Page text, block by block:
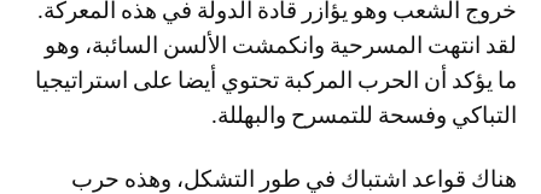
خروج الشعب وهو يؤازر قادة الدولة في هذه المعركة.
لقد انتهت المسرحية وانكمشت الألسن السائبة، وهو
ما يؤكد أن الحرب المركبة تحتوي أيضا على استراتيجيا
التباكي وفسحة للتمسرح والبهللة.
هناك قواعد اشتباك في طور التشكل، وهذه حرب